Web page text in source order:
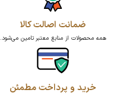
ضمانت اصالت کالا
همه محصولات از منابع معتبر تامین می‌شود.
خرید و پرداخت مطمئن